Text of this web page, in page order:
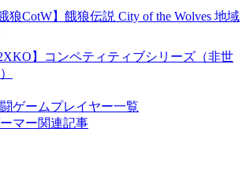
狼CotW】餓狼伝説 City of the Wolves 地域
】コンペティティブシリーズ（非世
ゲームプレイヤー一覧
マー関連記事